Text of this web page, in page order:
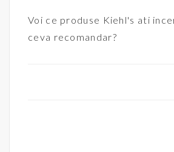
Voi ce produse Kiehl's ati
ceva recomandar?